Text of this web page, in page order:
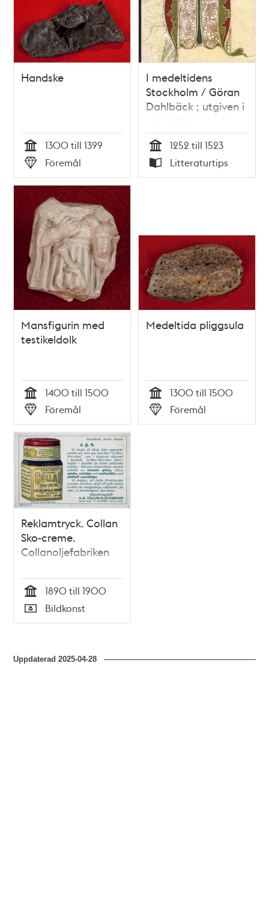
Handske
Tid
1300 till 1399
Typ
Föremål
I medeltidens
Stockholm / Göran
Dahlbäck ; utgiven i
samarbete med
Stockholms
medeltidsmuseum
Tid
1252 till 1523
Typ
Litteraturtips
Mansfigurin med
testikeldolk
Tid
1400 till 1500
Typ
Föremål
Medeltida pliggsula
Tid
1300 till 1500
Typ
Föremål
Reklamtryck. Collan
Sko-creme.
Collanoljefabriken
Tid
1890 till 1900
Typ
Bildkonst
Uppdaterad2025-04-28